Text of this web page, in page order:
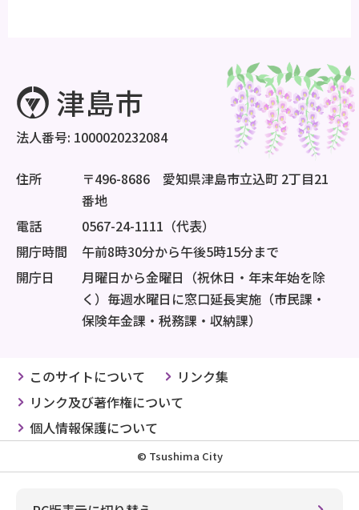
法人番号: 1000020232084
住所
〒496-8686 愛知県津島市立込町 2丁目21
番地
電話
0567-24-1111（代表）
開庁時間
午前8時30分から午後5時15分まで
開庁日
月曜日から金曜日（祝休日・年末年始を除
く）毎週水曜日に窓口延長実施（市民課・
保険年金課・税務課・収納課）
このサイトについて
リンク集
リンク及び著作権について
個人情報保護について
© Tsushima City